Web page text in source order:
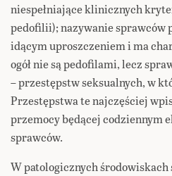
niespełniające klinicznych
pedofilii); nazywanie sprawców
idącym uproszczeniem i ma
ogół nie są pedofilami, lecz
– przestępstw seksualnych, w
Przestępstwa te najczęściej
przemocy będącej codziennym
sprawców.
W patologicznych środowiskach